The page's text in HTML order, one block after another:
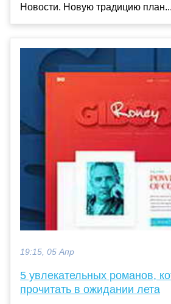
Новости. Новую традицию план...
19:15, 05 Апр
5 увлекательных романов,
прочитать в ожидании лета